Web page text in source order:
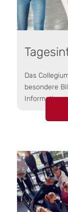
Das
besondere